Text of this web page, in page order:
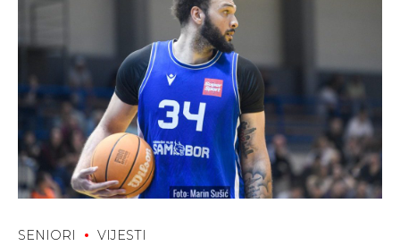
SENIORI VIJESTI